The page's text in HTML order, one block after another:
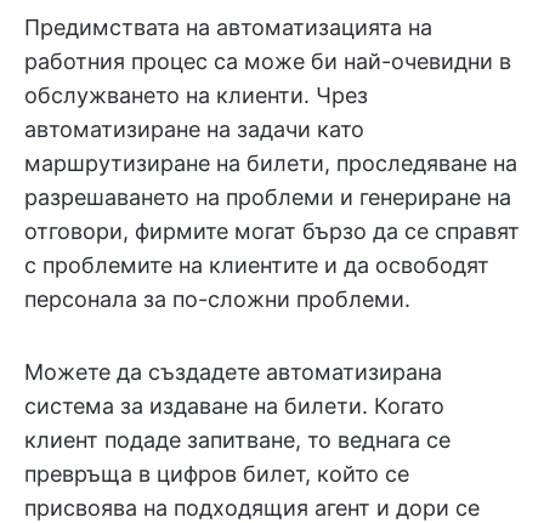
Предимствата на автоматизацията на
работния процес са може би най-очевидни в
обслужването на клиенти. Чрез
автоматизиране на задачи като
маршрутизиране на билети, проследяване на
разрешаването на проблеми и генериране на
отговори, фирмите могат бързо да се справят
с проблемите на клиентите и да освободят
персонала за по-сложни проблеми.
Можете да създадете автоматизирана
система за издаване на билети. Когато
клиент подаде запитване, то веднага се
превръща в цифров билет, който се
присвоява на подходящия агент и дори се